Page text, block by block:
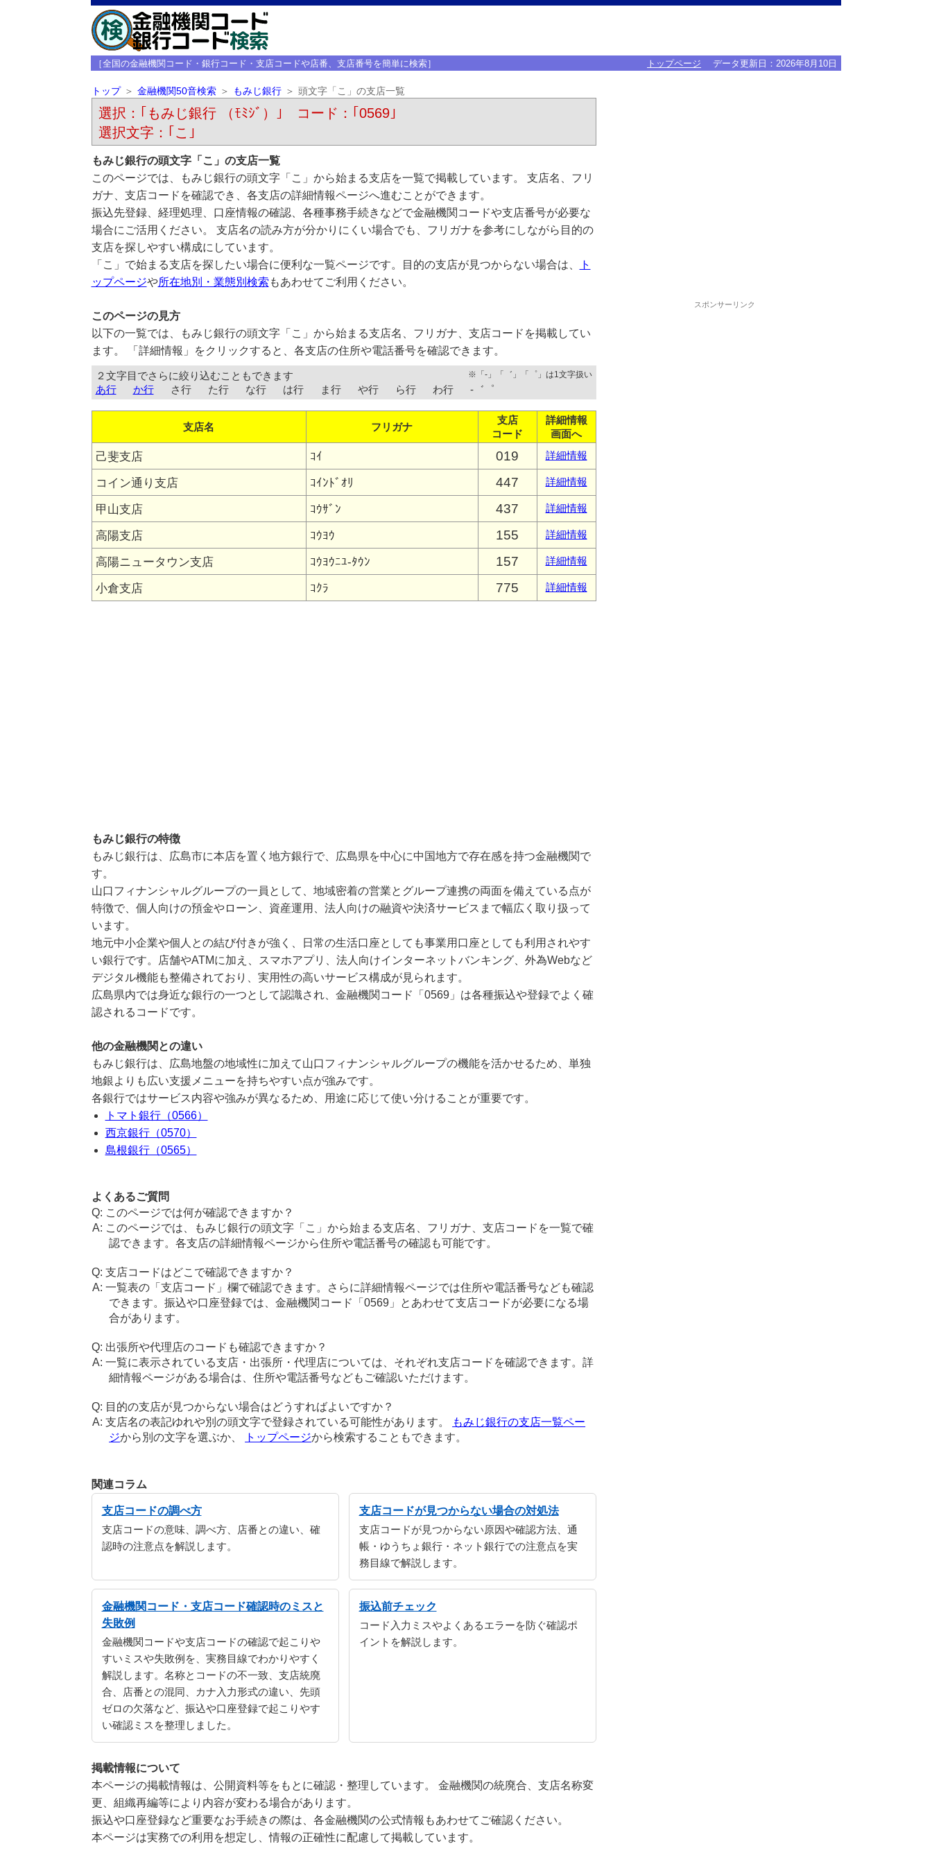
［全国の金融機関コード・銀行コード・支店コードや店番、支店番号を簡単に検索］ トップページ データ更新日： 2026年8月10日
トップ 金融機関50音検索 もみじ銀行 頭文字「こ」の支店一覧
選択：｢もみじ銀行 （ﾓﾐｼﾞ）｣ コード：｢0569｣
選択文字：｢こ｣
もみじ銀行の頭文字「こ」の支店一覧
このページでは、もみじ銀行の頭文字「こ」から始まる支店を一覧で掲載しています。 支店名、フリ
ガナ、支店コードを確認でき、各支店の詳細情報ページへ進むことができます。
振込先登録、経理処理、口座情報の確認、各種事務手続きなどで金融機関コードや支店番号が必要な
場合にご活用ください。 支店名の読み方が分かりにくい場合でも、フリガナを参考にしながら目的の
支店を探しやすい構成にしています。
「こ」で始まる支店を探したい場合に便利な一覧ページです。目的の支店が見つからない場合は、
ト
ップページや所在地別・業態別検索 もあわせてご利用ください。
このページの見方
以下の一覧では、もみじ銀行の頭文字「こ」から始まる支店名、フリガナ、支店コードを掲載してい
ます。 「詳細情報」をクリックすると、各支店の住所や電話番号を確認できます。
２文字目でさらに絞り込むこともできます ※「-」「゛」「゜」は1文字扱い
あ行 か行 さ行 た行 な行 は行 ま行 や行 ら行 わ行 -゛゜
支店名 フリガナ
支店
コード
詳細情報
画面へ
己斐支店 ｺｲ 019 詳細情報
コイン通り支店 ｺｲﾝﾄﾞｵﾘ 447 詳細情報
甲山支店 ｺｳｻﾞﾝ 437 詳細情報
高陽支店 ｺｳﾖｳ 155 詳細情報
高陽ニュータウン支店 ｺｳﾖｳﾆﾕ-ﾀｳﾝ 157 詳細情報
小倉支店 ｺｸﾗ 775 詳細情報
もみじ銀行の特徴
もみじ銀行は、広島市に本店を置く地方銀行で、広島県を中心に中国地方で存在感を持つ金融機関で
す。
山口フィナンシャルグループの一員として、地域密着の営業とグループ連携の両面を備えている点が
特徴で、個人向けの預金やローン、資産運用、法人向けの融資や決済サービスまで幅広く取り扱って
います。
地元中小企業や個人との結び付きが強く、日常の生活口座としても事業用口座としても利用されやす
い銀行です。店舗やATMに加え、スマホアプリ、法人向けインターネットバンキング、外為Webなど
デジタル機能も整備されており、実用性の高いサービス構成が見られます。
広島県内では身近な銀行の一つとして認識され、金融機関コード「0569」は各種振込や登録でよく確
認されるコードです。
他の金融機関との違い
もみじ銀行は、広島地盤の地域性に加えて山口フィナンシャルグループの機能を活かせるため、単独
地銀よりも広い支援メニューを持ちやすい点が強みです。
各銀行ではサービス内容や強みが異なるため、用途に応じて使い分けることが重要です。
トマト銀行（0566）
西京銀行（0570）
島根銀行（0565）
よくあるご質問
このページでは何が確認できますか？
このページでは、もみじ銀行の頭文字「こ」から始まる支店名、フリガナ、支店コードを一覧で確
認できます。各支店の詳細情報ページから住所や電話番号の確認も可能です。
支店コードはどこで確認できますか？
一覧表の「支店コード」欄で確認できます。さらに詳細情報ページでは住所や電話番号なども確認
できます。振込や口座登録では、金融機関コード「0569」とあわせて支店コードが必要になる場
合があります。
出張所や代理店のコードも確認できますか？
一覧に表示されている支店・出張所・代理店については、それぞれ支店コードを確認できます。詳
細情報ページがある場合は、住所や電話番号などもご確認いただけます。
目的の支店が見つからない場合はどうすればよいですか？
支店名の表記ゆれや別の頭文字で登録されている可能性があります。
もみじ銀行の支店一覧ペー
ジから別の文字を選ぶか、 トップページから検索することもできます。
関連コラム
支店コードの調べ方
支店コードの意味、調べ方、店番との違い、確
認時の注意点を解説します。
支店コードが見つからない場合の対処法
支店コードが見つからない原因や確認方法、通
帳・ゆうちょ銀行・ネット銀行での注意点を実
務目線で解説します。
金融機関コード・支店コード確認時のミスと
失敗例
金融機関コードや支店コードの確認で起こりや
すいミスや失敗例を、実務目線でわかりやすく
解説します。名称とコードの不一致、支店統廃
合、店番との混同、カナ入力形式の違い、先頭
ゼロの欠落など、振込や口座登録で起こりやす
い確認ミスを整理しました。
振込前チェック
コード入力ミスやよくあるエラーを防ぐ確認ポ
イントを解説します。
掲載情報について
本ページの掲載情報は、公開資料等をもとに確認・整理しています。 金融機関の統廃合、支店名称変
更、組織再編等により内容が変わる場合があります。
振込や口座登録など重要なお手続きの際は、各金融機関の公式情報もあわせてご確認ください。
本ページは実務での利用を想定し、情報の正確性に配慮して掲載しています。
スポンサーリンク